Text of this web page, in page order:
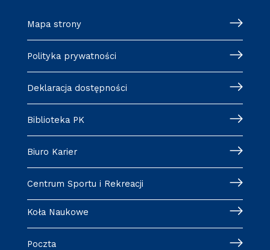
Mapa strony
Polityka prywatności
Deklaracja dostępności
Biblioteka PK
Biuro Karier
Centrum Sportu i Rekreacji
Koła Naukowe
Poczta